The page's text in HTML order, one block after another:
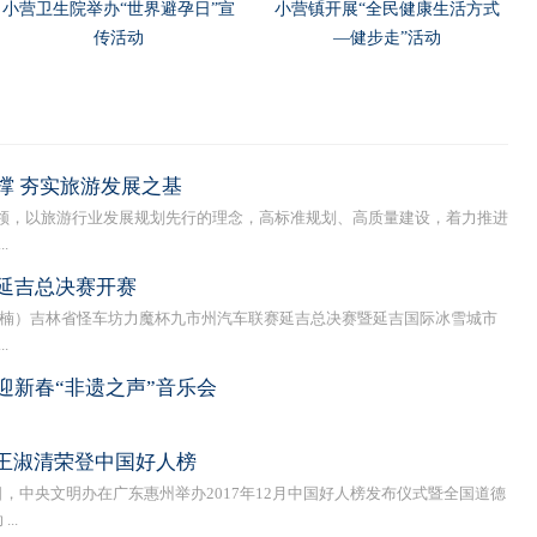
小营卫生院举办“世界避孕日”宣
传活动
小营镇开展“全民健康生活方式
—健步走”活动
夯实旅游发展之基
旅游行业发展规划先行的理念，高标准规划、高质量建设，着力推进
吉总决赛开赛
吉林省怪车坊力魔杯九市州汽车联赛延吉总决赛暨延吉国际冰雪城市
新春“非遗之声”音乐会
淑清荣登中国好人榜
央文明办在广东惠州举办2017年12月中国好人榜发布仪式暨全国道德
...